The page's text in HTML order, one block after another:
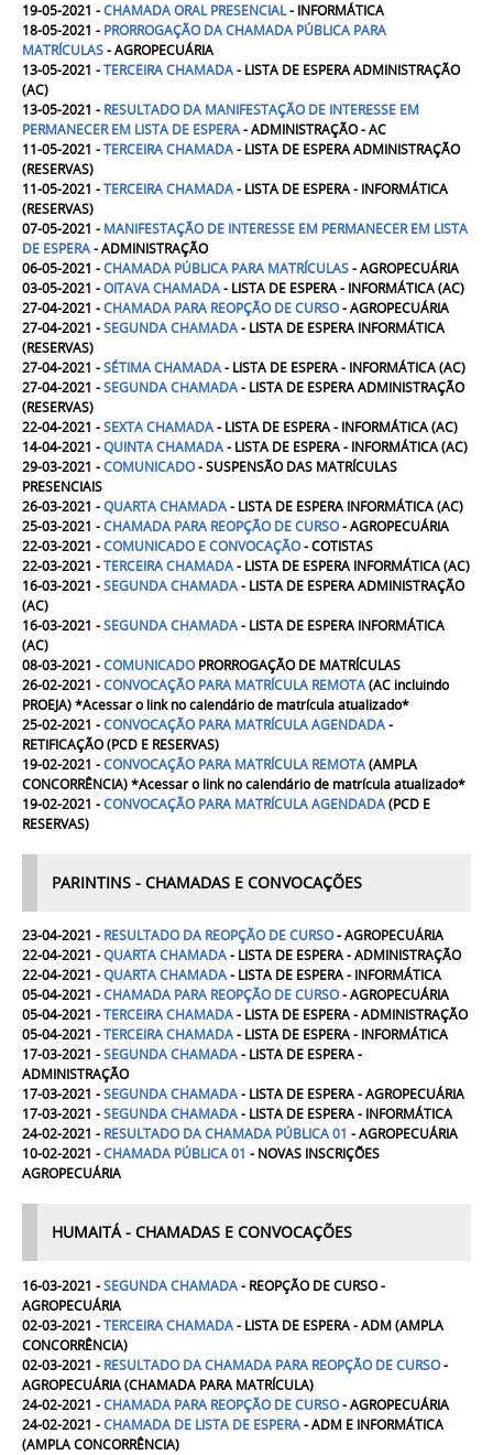
19-05-2021 -CHAMADA ORAL PRESENCIAL- INFORMÁTICA
18-05-2021 - PRORROGAÇÃO DACHAMADA PÚBLICA PARA
MATRÍCULAS- AGROPECUÁRIA
13-05-2021 -TERCEIRA CHAMADA- LISTA DE ESPERA ADMINISTRAÇÃO
(AC)
13-05-2021 - RESULTADO DA MANIFESTAÇÃO DE INTERESSE EM
PERMANECER EM LISTA DE ESPERA- ADMINISTRAÇÃO - AC
11-05-2021 -TERCEIRA CHAMADA- LISTA DE ESPERA ADMINISTRAÇÃO
(RESERVAS)
11-05-2021 -TERCEIRA CHAMADA- LISTA DE ESPERA - INFORMÁTICA
(RESERVAS)
07-05-2021 - MANIFESTAÇÃO DE INTERESSE EM PERMANECER EM LISTA
DE ESPERA- ADMINISTRAÇÃO
06-05-2021 -CHAMADA PÚBLICA PARA MATRÍCULAS- AGROPECUÁRIA
03-05-2021 -OITAVA CHAMADA- LISTA DE ESPERA - INFORMÁTICA (AC)
27-04-2021 -CHAMADA PARA REOPÇÃO DE CURSO- AGROPECUÁRIA
27-04-2021 -SEGUNDA CHAMADA- LISTA DE ESPERA INFORMÁTICA
(RESERVAS)
27-04-2021 -SÉTIMA CHAMADA- LISTA DE ESPERA - INFORMÁTICA (AC)
27-04-2021 -SEGUNDA CHAMADA- LISTA DE ESPERA ADMINISTRAÇÃO
(RESERVAS)
22-04-2021 -SEXTA CHAMADA- LISTA DE ESPERA - INFORMÁTICA(AC)
14-04-2021 -QUINTA CHAMADA- LISTA DE ESPERA - INFORMÁTICA(AC)
29-03-2021 -COMUNICADO- SUSPENSÃO DAS MATRÍCULAS
PRESENCIAIS
26-03-2021 -QUARTA CHAMADA- LISTA DE ESPERA INFORMÁTICA (AC)
25-03-2021 -CHAMADA PARA REOPÇÃO DE CURSO- AGROPECUÁRIA
22-03-2021 -COMUNICADO E CONVOCAÇÃO- COTISTAS
22-03-2021 -TERCEIRA CHAMADA- LISTA DE ESPERA INFORMÁTICA (AC)
16-03-2021 -SEGUNDA CHAMADA- LISTA DE ESPERA ADMINISTRAÇÃO
(AC)
16-03-2021 -SEGUNDA CHAMADA- LISTA DE ESPERA INFORMÁTICA
(AC)
08-03-2021 -COMUNICADO PRORROGAÇÃO DE MATRÍCULAS
26-02-2021 -CONVOCAÇÃO PARA MATRÍCULA REMOTA(AC incluindo
PROEJA) *Acessar o link no calendário de matrícula atualizado*
25-02-2021 -CONVOCAÇÃO PARA MATRÍCULA AGENDADA-
RETIFICAÇÃO (PCD E RESERVAS)
19-02-2021 -CONVOCAÇÃO PARA MATRÍCULA REMOTA(AMPLA
CONCORRÊNCIA) *Acessar o link no calendário de matrícula atualizado*
19-02-2021 -CONVOCAÇÃO PARA MATRÍCULA AGENDADA(PCD E
RESERVAS)
PARINTINS - CHAMADAS E CONVOCAÇÕES
23-04-2021 - RESULTADO DA REOPÇÃO DE CURSO- AGROPECUÁRIA
22-04-2021 -QUARTA CHAMADA- LISTA DE ESPERA - ADMINISTRAÇÃO
22-04-2021 -QUARTA CHAMADA- LISTA DE ESPERA - INFORMÁTICA
05-04-2021 -CHAMADA PARA REOPÇÃO DE CURSO- AGROPECUÁRIA
05-04-2021 -TERCEIRA CHAMADA- LISTA DE ESPERA - ADMINISTRAÇÃO
05-04-2021 -TERCEIRA CHAMADA- LISTA DE ESPERA - INFORMÁTICA
17-03-2021 -SEGUNDA CHAMADA- LISTA DE ESPERA -
ADMINISTRAÇÃO
17-03-2021 -SEGUNDA CHAMADA- LISTA DE ESPERA - AGROPECUÁRIA
17-03-2021 -SEGUNDA CHAMADA- LISTA DE ESPERA - INFORMÁTICA
24-02-2021 - RESULTADO DA CHAMADA PÚBLICA 01 - AGROPECUÁRIA
10-02-2021 -CHAMADA PÚBLICA 01 - NOVAS INSCRIÇÕES
AGROPECUÁRIA
HUMAITÁ - CHAMADAS E CONVOCAÇÕES
16-03-2021 -SEGUNDA CHAMADA- REOPÇÃO DE CURSO -
AGROPECUÁRIA
02-03-2021 -TERCEIRA CHAMADA- LISTA DE ESPERA - ADM (AMPLA
CONCORRÊNCIA)
02-03-2021 - RESULTADO DA CHAMADA PARA REOPÇÃO DE CURSO-
AGROPECUÁRIA (CHAMADA PARA MATRÍCULA)
24-02-2021 -CHAMADA PARA REOPÇÃO DE CURSO- AGROPECUÁRIA
24-02-2021 -CHAMADA DE LISTA DE ESPERA- ADM E INFORMÁTICA
(AMPLA CONCORRÊNCIA)